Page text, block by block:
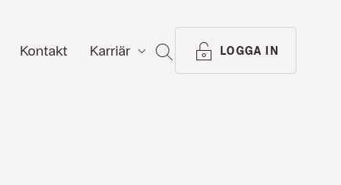
Kontakt Karriär SÖK LOGGA IN